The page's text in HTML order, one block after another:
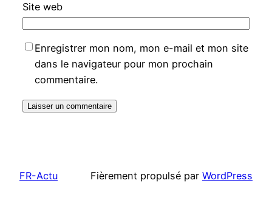
Site web
Enregistrer mon nom, mon e-mail et mon site
dans le navigateur pour mon prochain
commentaire.
FR-Actu Fièrement propulsé par WordPress